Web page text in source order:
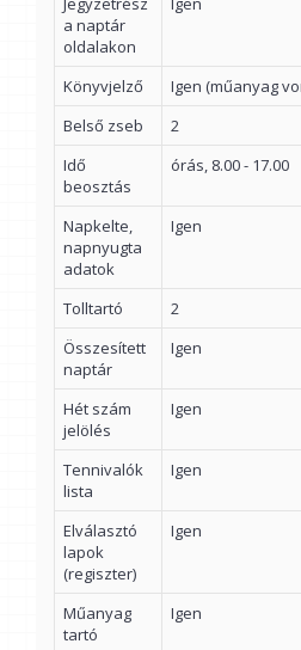
a naptár
oldalakon
Könyvjelző
Igen (műanyag
Belső zseb
2
Idő
beosztás
órás, 8.00 - 17.00
Napkelte,
napnyugta
adatok
Igen
Tolltartó
2
Összesített
naptár
Igen
Hét szám
jelölés
Igen
Tennivalók
lista
Igen
Elválasztó
lapok
(regiszter)
Igen
Műanyag
tartó
Igen